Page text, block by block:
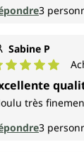
3
Sabine P
moyenne
très
3